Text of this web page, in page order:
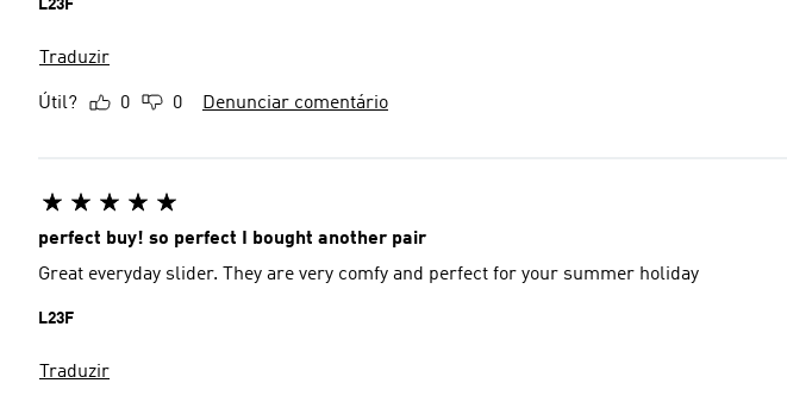
L23F
Traduzir
Útil? 0 0 Denunciar comentário
perfect buy! so perfect I bought another pair
Great everyday slider. They are very comfy and perfect for your summer holiday
L23F
Traduzir